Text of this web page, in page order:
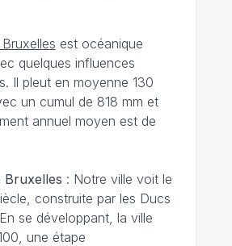
est océanique
quelques influences
Il pleut en moyenne 130
un cumul de 818 mm et
annuel moyen est de
Bruxelles : Notre ville voit le
construite par les Ducs
se développant, la ville
une étape